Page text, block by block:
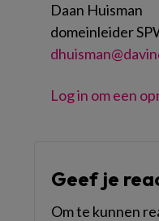
Daan Huisman
domeinleider
Log in om een
Geef je
Om te kunnen